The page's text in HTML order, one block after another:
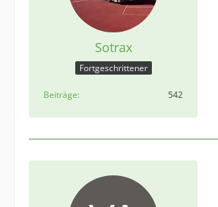
Sotrax
Fortgeschrittener
Beiträge 542